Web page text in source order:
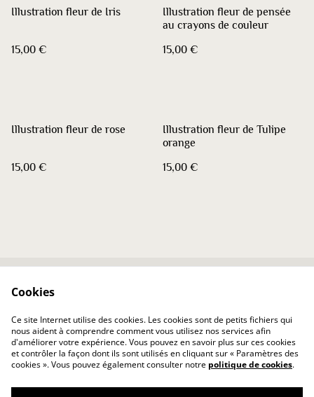
Illustration fleur de Iris
15,00 €
Illustration fleur de pensée
au crayons de couleur
15,00 €
Illustration fleur de rose
15,00 €
Illustration fleur de Tulipe
orange
15,00 €
confidentialité
Cookies
Ce site Internet utilise des cookies. Les cookies sont de petits fichiers qui
nous aident à comprendre comment vous utilisez nos services afin
d'améliorer votre expérience. Vous pouvez en savoir plus sur ces cookies
et contrôler la façon dont ils sont utilisés en cliquant sur « Paramètres des
cookies ». Vous pouvez également consulter notre politique de cookies.